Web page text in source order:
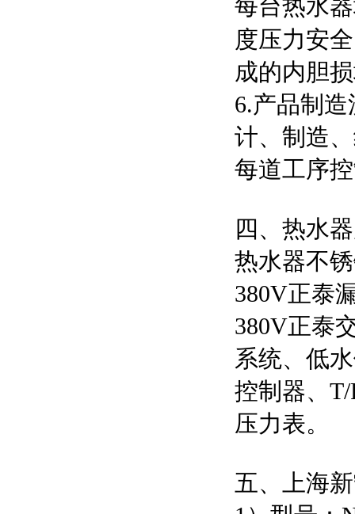
每台热水
度压力安
成的内胆
6.产品制
计、制造
每道工序
四、热水
热水器不
380V正泰
380V正泰
系统、低
控制器、
压力表。
五、上海